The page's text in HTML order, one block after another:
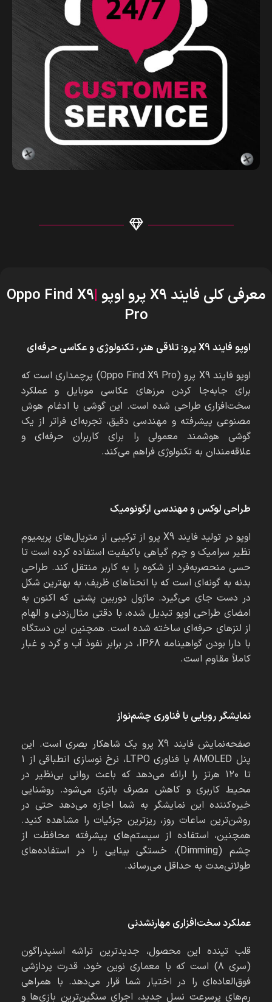
معرفی کلی فایند X9 پرو اوپو |
Oppo Find X9
Pro
اوپو فایند
پرو: تلاقی هنر، تکنولوژی و عکاسی حرفه‌ای
اوپو فایند X9 پرو (Oppo Find X9 Pro) پرچمداری است که
برای جابه‌جا کردن مرزهای عکاسی موبایل و عملکرد
سخت‌افزاری طراحی شده است. این گوشی با ادغام هوش
مصنوعی پیشرفته و مهندسی دقیق، تجربه‌ای فراتر از یک
گوشی هوشمند معمولی را برای کاربران حرفه‌ای و
علاقه‌مندان به تکنولوژی فراهم می‌کند.
طراحی لوکس و مهندسی ارگونومیک
اوپو در تولید فایند X9 پرو از ترکیبی از متریال‌های پریمیوم
نظیر سرامیک و چرم گیاهی باکیفیت استفاده کرده است تا
حسی منحصر‌به‌فرد از شکوه را به کاربر منتقل کند. طراحی
بدنه به گونه‌ای است که با انحناهای ظریف، به بهترین شکل
در دست جای می‌گیرد. ماژول دوربین پشتی که اکنون به
امضای طراحی اوپو تبدیل شده، با دقتی مثال‌زدنی و الهام
از لنزهای حرفه‌ای ساخته شده است. همچنین این دستگاه
با دارا بودن گواهینامه IP68، در برابر نفوذ آب و گرد و غبار
کاملاً مقاوم است.
نمایشگر رویایی با فناوری چشم‌نواز
صفحه‌نمایش فایند X9 پرو یک شاهکار بصری است. این
پنل AMOLED با فناوری LTPO، نرخ نوسازی انطباقی از ۱
تا ۱۲۰ هرتز را ارائه می‌دهد که باعث روانی بی‌نظیر در
محیط کاربری و کاهش مصرف باتری می‌شود. روشنایی
خیره‌کننده این نمایشگر به شما اجازه می‌دهد حتی در
روشن‌ترین ساعات روز، ریزترین جزئیات را مشاهده کنید.
همچنین، استفاده از سیستم‌های پیشرفته محافظت از
چشم (Dimming)، خستگی بینایی را در استفاده‌های
طولانی‌مدت به حداقل می‌رساند.
عملکرد سخت‌افزاری مهارنشدنی
قلب تپنده این محصول، جدیدترین تراشه اسنپدراگون
(سری ۸) است که با معماری نوین خود، قدرت پردازشی
فوق‌العاده‌ای را در اختیار شما قرار می‌دهد. با همراهی
رم‌های پرسرعت نسل جدید، اجرای سنگین‌ترین بازی‌ها و